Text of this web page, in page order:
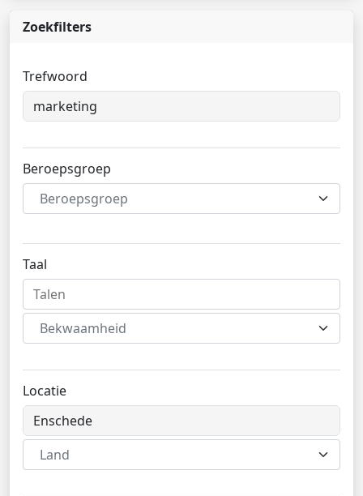
Zoekfilters
Trefwoord
Beroepsgroep
Beroepsgroep
Taal
Bekwaamheid
Locatie
Land